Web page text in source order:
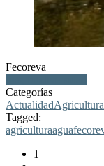
Fecoreva
Categorías
ActualidadAgricultura
Tagged:
agriculturaagua
1